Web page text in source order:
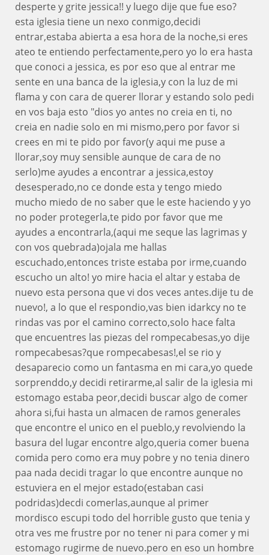
desperte y grite jessica!! y luego dije que fue eso?
esta iglesia tiene un nexo conmigo,decidi
entrar,estaba abierta a esa hora de la noche,si eres
ateo te entiendo perfectamente,pero yo lo era hasta
que conoci a jessica, es por eso que al entrar me
sente en una banca de la iglesia,y con la luz de mi
flama y con cara de querer llorar y estando solo pedi
en vos baja esto "dios yo antes no creia en ti, no
creia en nadie solo en mi mismo,pero por favor si
crees en mi te pido por favor(y aqui me puse a
llorar,soy muy sensible aunque de cara de no
serlo)me ayudes a encontrar a jessica,estoy
desesperado,no ce donde esta y tengo miedo
mucho miedo de no saber que le este haciendo y yo
no poder protegerla,te pido por favor que me
ayudes a encontrarla,(aqui me seque las lagrimas y
con vos quebrada)ojala me hallas
escuchado,entonces triste estaba por irme,cuando
escucho un alto! yo mire hacia el altar y estaba de
nuevo esta persona que vi dos veces antes.dije tu de
nuevo!, a lo que el respondio,vas bien idarkcy no te
rindas vas por el camino correcto,solo hace falta
que encuentres las piezas del rompecabesas,yo dije
rompecabesas?que rompecabesas!,el se rio y
desaparecio como un fantasma en mi cara,yo quede
sorprenddo,y decidi retirarme,al salir de la iglesia mi
estomago estaba peor,decidi buscar algo de comer
ahora si,fui hasta un almacen de ramos generales
que encontre el unico en el pueblo,y revolviendo la
basura del lugar encontre algo,queria comer buena
comida pero como era muy pobre y no tenia dinero
paa nada decidi tragar lo que encontre aunque no
estuviera en el mejor estado(estaban casi
podridas)decdi comerlas,aunque al primer
mordisco escupi todo del horrible gusto que tenia y
otra ves me frustre por no tener ni para comer y mi
estomago rugirme de nuevo.pero en eso un hombre